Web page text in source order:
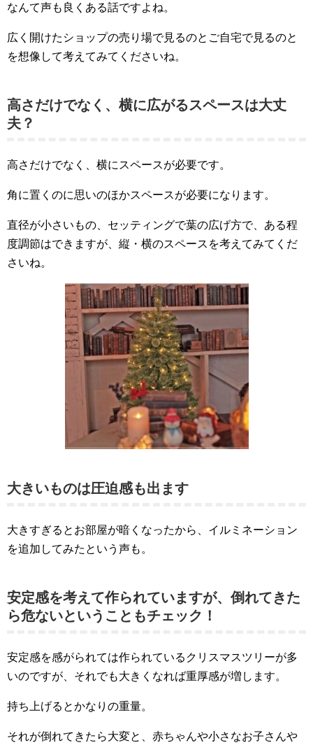
なんて声も良くある話ですよね。
広く開けたショップの売り場で見るのとご自宅で見るのと
を想像して考えてみてくださいね。
高さだけでなく、横に広がるスペースは大丈
夫？
高さだけでなく、横にスペースが必要です。
角に置くのに思いのほかスペースが必要になります。
直径が小さいもの、セッティングで葉の広げ方で、ある程
度調節はできますが、縦・横のスペースを考えてみてくだ
さいね。
大きいものは圧迫感も出ます
大きすぎるとお部屋が暗くなったから、イルミネーション
を追加してみたという声も。
安定感を考えて作られていますが、倒れてきた
ら危ないということもチェック！
安定感を感がられては作られているクリスマスツリーが多
いのですが、それでも大きくなれば重厚感が増します。
持ち上げるとかなりの重量。
それが倒れてきたら大変と、赤ちゃんや小さなお子さんや